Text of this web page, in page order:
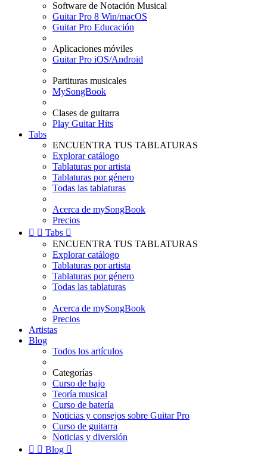
Software de Notación Musical
Guitar Pro 8 Win/macOS
Guitar Pro Educación
Aplicaciones móviles
Guitar Pro iOS/Android
Partituras musicales
MySongBook
Clases de guitarra
Play Guitar Hits
Tabs
ENCUENTRA TUS TABLATURAS
Explorar catálogo
Tablaturas por artista
Tablaturas por género
Todas las tablaturas
Acerca de mySongBook
Precios
  Tabs 
ENCUENTRA TUS TABLATURAS
Explorar catálogo
Tablaturas por artista
Tablaturas por género
Todas las tablaturas
Acerca de mySongBook
Precios
Artistas
Blog
Todos los artículos
Categorías
Curso de bajo
Teoría musical
Curso de batería
Noticias y consejos sobre Guitar Pro
Curso de guitarra
Noticias y diversión
  Blog 